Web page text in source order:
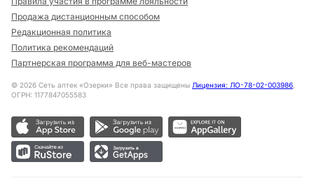
Продажа дистанционным способом
Редакционная политика
Политика рекомендаций
Партнерская программа для веб-мастеров
© 2026 Сеть аптек «Озерки» Все права защищены Лицензия: ЛО-78-02-003986,
ОГРН: 1177847055583